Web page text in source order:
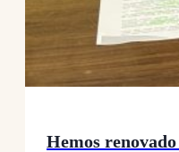
Hemos